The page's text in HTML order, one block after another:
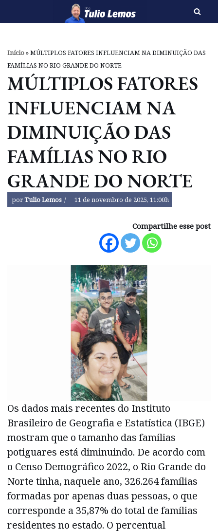
o
conteúdo
Início»MÚLTIPLOS FATORES INFLUENCIAM NA DIMINUIÇÃO DAS
FAMÍLIAS NO RIO GRANDE DO NORTE
MÚLTIPLOS FATORES
INFLUENCIAM NA
DIMINUIÇÃO DAS
FAMÍLIAS NO RIO
GRANDE DO NORTE
porTulio Lemos 11 de novembro de 2025, 11:00h
Compartilhe esse post
Os dados mais recentes do Instituto
Brasileiro de Geografia e Estatística (IBGE)
mostram que o tamanho das famílias
potiguares está diminuindo. De acordo com
o Censo Demográfico 2022, o Rio Grande do
Norte tinha, naquele ano, 326.264 famílias
formadas por apenas duas pessoas, o que
corresponde a 35,87% do total de famílias
residentes no estado. O percentual